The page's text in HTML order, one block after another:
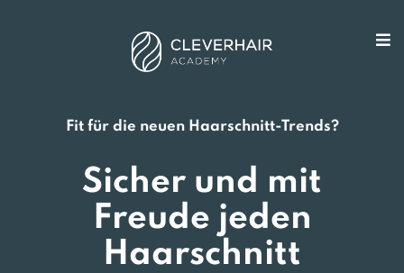
Fit für die neuen Haarschnitt-Trends?
Sicher und mit
Freude jeden
Haarschnitt